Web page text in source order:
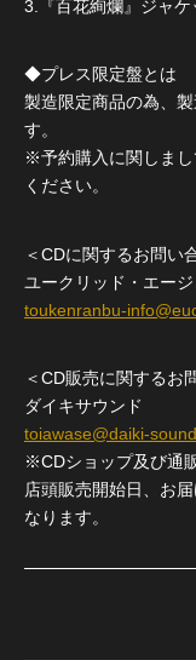
3.『百花絢爛』ジャ
◆プレス限定盤とは
製造限定商品の為、
す。
※予約購入に関しま
ください。
＜CDに関するお問い
ユークリッド・エー
toukenranbu-
＜CD販売に関するお
ダイキサウンド
toiawase@daiki-
※CDショップ及び通
店頭販売開始日、お
なります。